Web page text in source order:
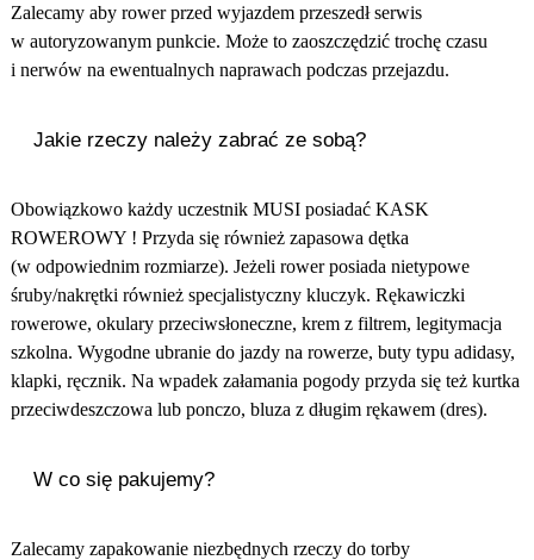
Zalecamy aby rower przed wyjazdem przeszedł serwis
w autoryzowanym punkcie. Może to zaoszczędzić trochę czasu
i nerwów na ewentualnych naprawach podczas przejazdu.
Jakie rzeczy należy zabrać ze sobą?
Obowiązkowo każdy uczestnik MUSI posiadać KASK
ROWEROWY ! Przyda się również zapasowa dętka
(w odpowiednim rozmiarze). Jeżeli rower posiada nietypowe
śruby/nakrętki również specjalistyczny kluczyk. Rękawiczki
rowerowe, okulary przeciwsłoneczne, krem z filtrem, legitymacja
szkolna. Wygodne ubranie do jazdy na rowerze, buty typu adidasy,
klapki, ręcznik. Na wpadek załamania pogody przyda się też kurtka
przeciwdeszczowa lub ponczo, bluza z długim rękawem (dres).
W co się pakujemy?
Zalecamy zapakowanie niezbędnych rzeczy do torby